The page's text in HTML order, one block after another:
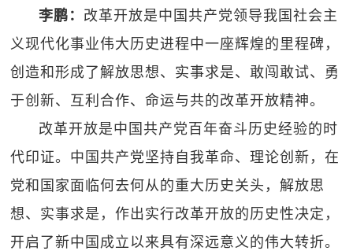
李鹏： 改革开放是中国共产党领导我国社会主
义现代化事业伟大历史进程中一座辉煌的里程碑，
创造和形成了解放思想、实事求是、敢闯敢试、勇
于创新、互利合作、命运与共的改革开放精神。
改革开放是中国共产党百年奋斗历史经验的时
代印证。中国共产党坚持自我革命、理论创新，在
党和国家面临何去何从的重大历史关头，解放思
想、实事求是，作出实行改革开放的历史性决定，
开启了新中国成立以来具有深远意义的伟大转折。